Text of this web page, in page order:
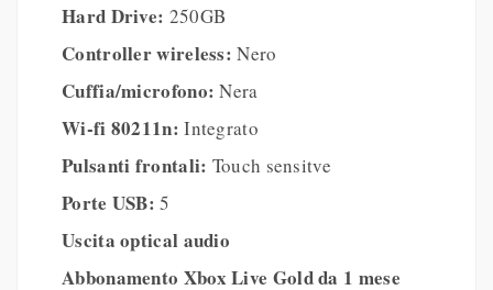
Hard Drive: 250GB
Controller wireless: Nero
Cuffia/microfono: Nera
Wi-fi 80211n: Integrato
Pulsanti frontali: Touch sensitve
Porte USB: 5
Uscita optical audio
Abbonamento Xbox Live Gold da 1 mese